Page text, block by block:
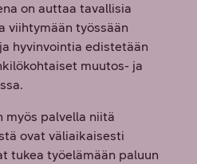
on auttaa tavallisia
viihtymään työssään
hyvinvointia edistetään
muutos- ja
myös palvella niitä
ovat väliaikaisesti
tukea työelämään paluun